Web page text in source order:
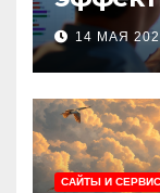
при
14 МАЯ
САЙТЫ И